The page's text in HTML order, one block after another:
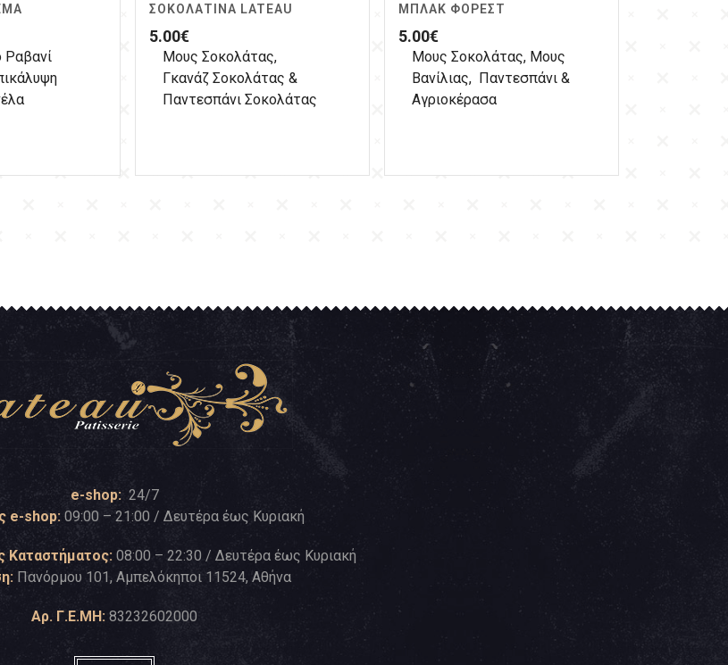
Ραβανί
ΣΟΚΟΛΑΤΊΝΑ LATEAU
5.00€
Μους Σοκολάτας,
Γκανάζ Σοκολάτας &
Παντεσπάνι Σοκολάτας
ΜΠΛΑΚ ΦΌΡΕΣΤ
5.00€
Μους Σοκολάτας, Μους
Βανίλιας, Παντεσπάνι &
Αγριοκέρασα
e-shop: 24/7
e-shop: 09:00 – 21:00 / Δευτέρα έως Κυριακή
Καταστήματος: 08:00 – 22:30 / Δευτέρα έως Κυριακή
Πανόρμου 101, Αμπελόκηποι 11524, Αθήνα
Αρ. Γ.Ε.ΜΗ: 83232602000